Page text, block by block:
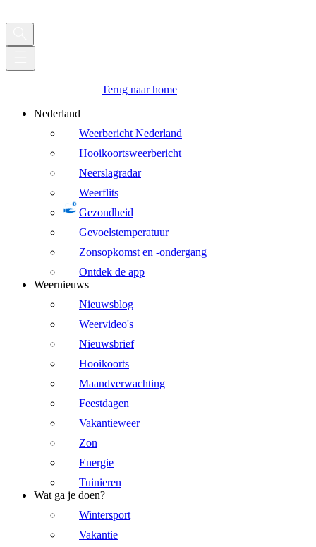
Terug naar home
Nederland
Weerbericht Nederland
Hooikoortsweerbericht
Neerslagradar
Weerflits
Gezondheid
Gevoelstemperatuur
Zonsopkomst en -ondergang
Ontdek de app
Weernieuws
Nieuwsblog
Weervideo's
Nieuwsbrief
Hooikoorts
Maandverwachting
Feestdagen
Vakantieweer
Zon
Energie
Tuinieren
Wat ga je doen?
Wintersport
Vakantie